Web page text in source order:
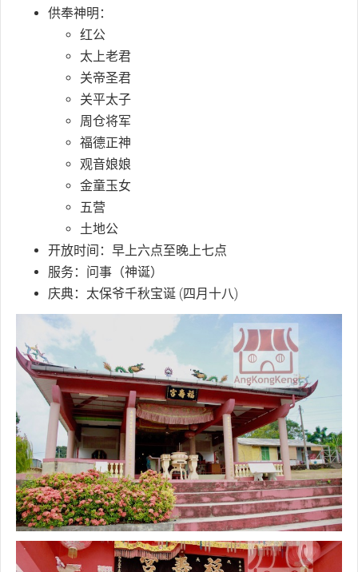
供奉神明：
红公
太上老君
关帝圣君
关平太子
周仓将军
福德正神
观音娘娘
金童玉女
五营
土地公
开放时间：早上六点至晚上七点
服务：问事（神诞）
庆典：太保爷千秋宝诞 (四月十八)